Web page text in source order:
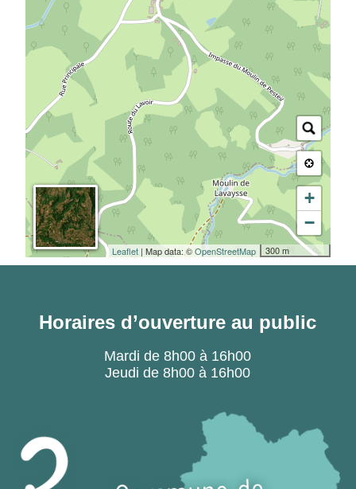
+
−
300 m
Leaflet| Map data: ©OpenStreetMap
Horaires d’ouverture au public
Mardi de 8h00 à 16h00
Jeudi de 8h00 à 16h00